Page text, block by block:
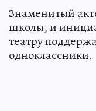
Знаменитый
школы, и
театру
одноклассники.